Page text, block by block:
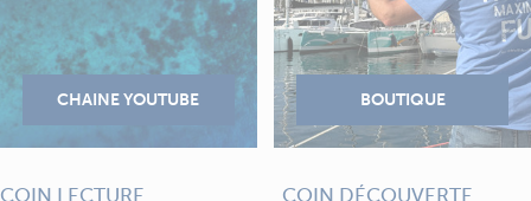
COIN LECTURE COIN DÉCOUVERTE